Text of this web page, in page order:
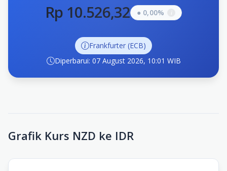
Rp 10.526,32 ● 0,00%
Frankfurter (ECB)
Diperbarui: 07 August 2026, 10:01 WIB
Grafik Kurs NZD ke IDR